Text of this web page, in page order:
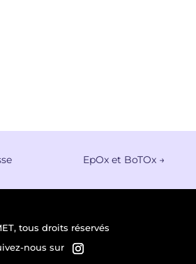
EpOx et BoTOx →
tous droits réservés